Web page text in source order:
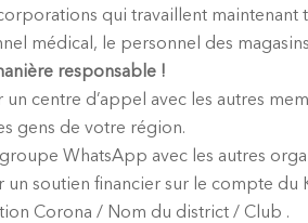
corporations qui travaillent
médical, le personnel des
responsable !
un centre d’appel avec les autres
gens de votre région.
WhatsApp avec les autres
un soutien financier sur le compte du
Corona / Nom du district / Club .